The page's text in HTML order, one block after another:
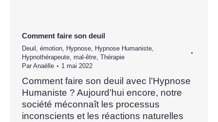
Comment faire son deuil
Deuil , émotion, Hypnose, Hypnose Humaniste,
Hypnothérapeute, mal-être, Thérapie
Par Anaëlle 1 mai 2022
Comment faire son deuil avec l’Hypnose
Humaniste ? Aujourd’hui encore, notre
société méconnaît les processus
inconscients et les réactions naturelles